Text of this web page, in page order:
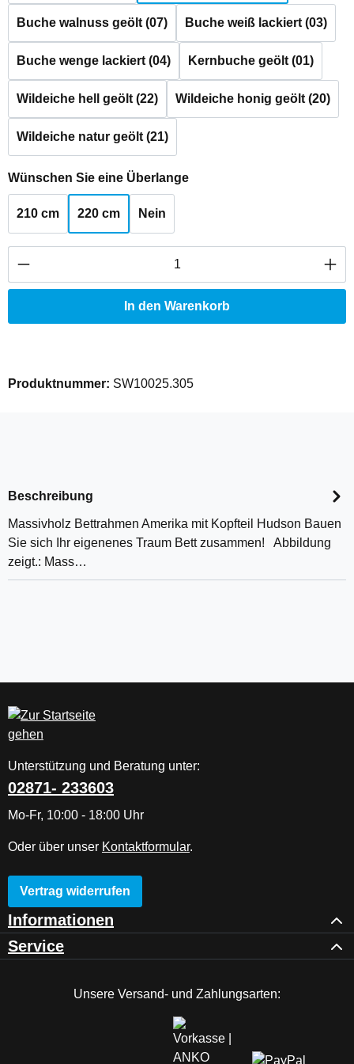
Buche walnuss geölt (07) Buche weiß lackiert (03)
Buche wenge lackiert (04) Kernbuche geölt (01)
Wildeiche hell geölt (22) Wildeiche honig geölt (20)
Wildeiche natur geölt (21)
Wünschen Sie eine Überlangeauswählen
210 cm 220 cm Nein
Produkt Anzahl: Gib den gewünschten
In den Warenkorb
Produktnummer: SW10025.305
Beschreibung
Massivholz Bettrahmen Amerika mit Kopfteil Hudson Bauen
Sie sich Ihr eigenenes Traum Bett zusammen! Abbildung
zeigt.: Mass…
Unterstützung und Beratung unter:
02871- 233603
Mo-Fr, 10:00 - 18:00 Uhr
Oder über unser Kontaktformular.
Vertrag widerrufen
Informationen
Service
Unsere Versand- und Zahlungsarten: